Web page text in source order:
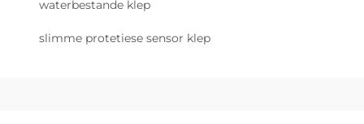
waterbestande klep
slimme protetiese sensor klep